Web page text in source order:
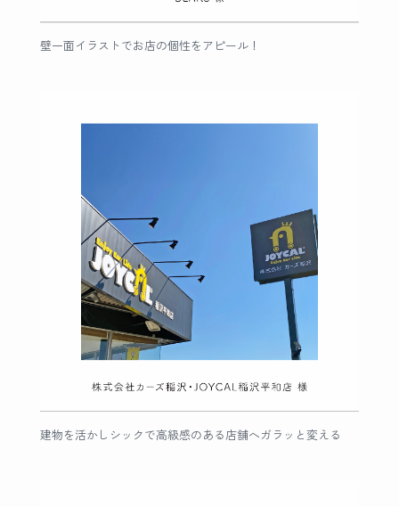
壁一面イラストでお店の個性をアピール！
建物を活かしシックで高級感のある店舗へガラッと変える